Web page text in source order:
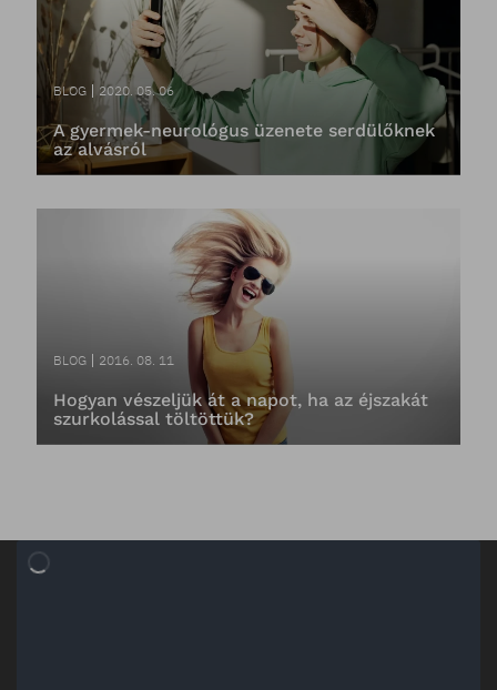
BLOG 2020. 05. 06
A gyermek-neurológus üzenete serdülőknek
az alvásról
BLOG 2016. 08. 11
Hogyan vészeljük át a napot, ha az éjszakát
szurkolással töltöttük?